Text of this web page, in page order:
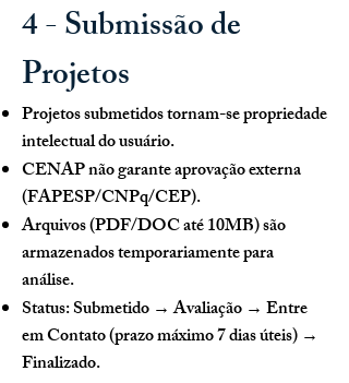
4 - Submissão de
Projetos
Projetos submetidos tornam-se propriedade
intelectual do usuário.
CENAP não garante aprovação externa
(FAPESP/CNPq/CEP).
Arquivos (PDF/DOC até 10MB) são
armazenados temporariamente para
análise.
Status: Submetido → Avaliação → Entre
em Contato (prazo máximo 7 dias úteis) →
Finalizado.